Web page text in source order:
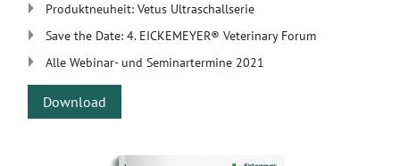
Produktneuheit: Vetus Ultraschallserie
Save the Date: 4. EICKEMEYER® Veterinary Forum
Alle Webinar- und Seminartermine 2021
Download